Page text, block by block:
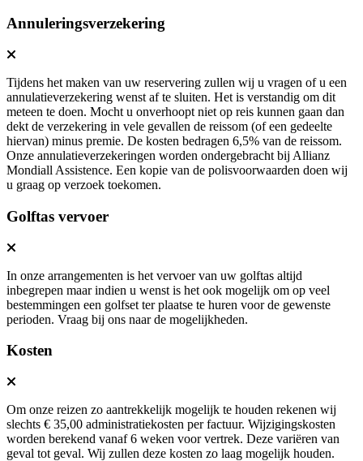
Annuleringsverzekering
Tijdens het maken van uw reservering zullen wij u vragen of u een
annulatieverzekering wenst af te sluiten. Het is verstandig om dit
meteen te doen. Mocht u onverhoopt niet op reis kunnen gaan dan
dekt de verzekering in vele gevallen de reissom (of een gedeelte
hiervan) minus premie. De kosten bedragen 6,5% van de reissom.
Onze annulatieverzekeringen worden ondergebracht bij Allianz
Mondiall Assistence. Een kopie van de polisvoorwaarden doen wij
u graag op verzoek toekomen.
Golftas vervoer
In onze arrangementen is het vervoer van uw golftas altijd
inbegrepen maar indien u wenst is het ook mogelijk om op veel
bestemmingen een golfset ter plaatse te huren voor de gewenste
perioden. Vraag bij ons naar de mogelijkheden.
Kosten
Om onze reizen zo aantrekkelijk mogelijk te houden rekenen wij
slechts € 35,00 administratiekosten per factuur. Wijzigingskosten
worden berekend vanaf 6 weken voor vertrek. Deze variëren van
geval tot geval. Wij zullen deze kosten zo laag mogelijk houden.